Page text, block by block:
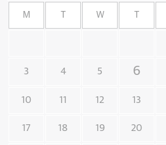
M W
3 4 5 6
10 11 12 13
17 18 19 20